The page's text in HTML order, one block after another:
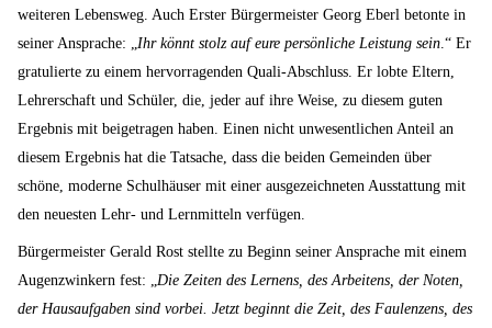
weiteren Lebensweg. Auch Erster Bürgermeister Georg Eberl betonte in
seiner Ansprache: „Ihr könnt stolz auf eure persönliche Leistung sein.“ Er
gratulierte zu einem hervorragenden Quali-Abschluss. Er lobte Eltern,
Lehrerschaft und Schüler, die, jeder auf ihre Weise, zu diesem guten
Ergebnis mit beigetragen haben. Einen nicht unwesentlichen Anteil an
diesem Ergebnis hat die Tatsache, dass die beiden Gemeinden über
schöne, moderne Schulhäuser mit einer ausgezeichneten Ausstattung mit
den neuesten Lehr- und Lernmitteln verfügen.
Bürgermeister Gerald Rost stellte zu Beginn seiner Ansprache mit einem
Augenzwinkern fest: „Die Zeiten des Lernens, des Arbeitens, der Noten,
der Hausaufgaben sind vorbei. Jetzt beginnt die Zeit, des Faulenzens, des